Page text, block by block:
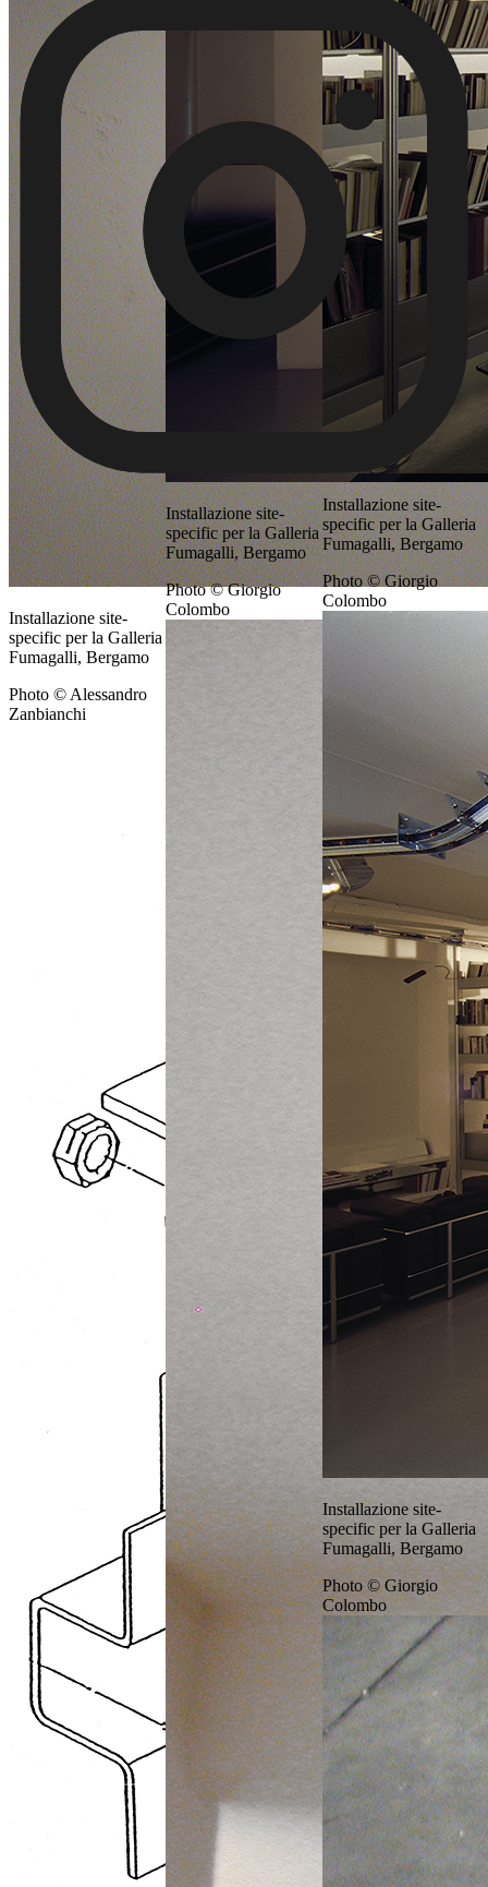
Installazione site-
specific per la Galleria
Fumagalli, Bergamo
Photo © Alessandro
Zanbianchi
Installazione site-
specific per la Galleria
Fumagalli, Bergamo
Photo © Giorgio
Colombo
Installazione site-
specific per la Galleria
Fumagalli, Bergamo
Photo © Giorgio
Colombo
Installazione site-
specific per la Galleria
Fumagalli, Bergamo
Photo © Giorgio
Colombo